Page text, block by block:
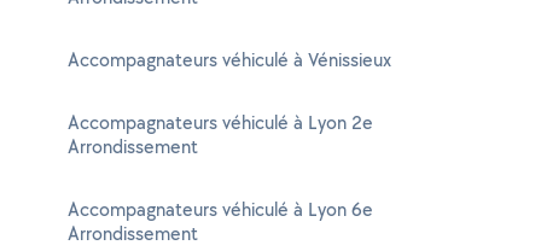
Accompagnateurs véhiculé à Vénissieux
Accompagnateurs véhiculé à Lyon 2e
Arrondissement
Accompagnateurs véhiculé à Lyon 6e
Arrondissement